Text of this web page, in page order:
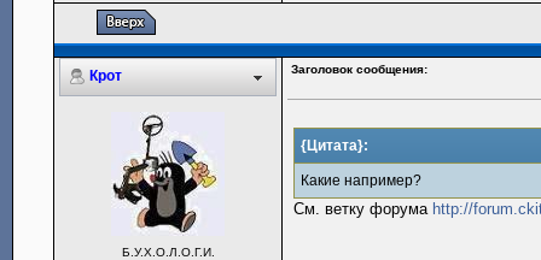
Крот Заголовок сообщения:
Б.У.Х.О.Л.О.Г.И.
{Цитата}:
Какие например?
См. ветку форума http://